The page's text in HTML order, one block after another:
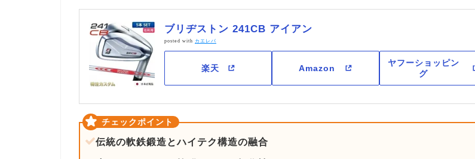
ブリヂストン 241CB アイアン
posted with カエレバ
伝統の軟鉄鍛造とハイテク構造の融合